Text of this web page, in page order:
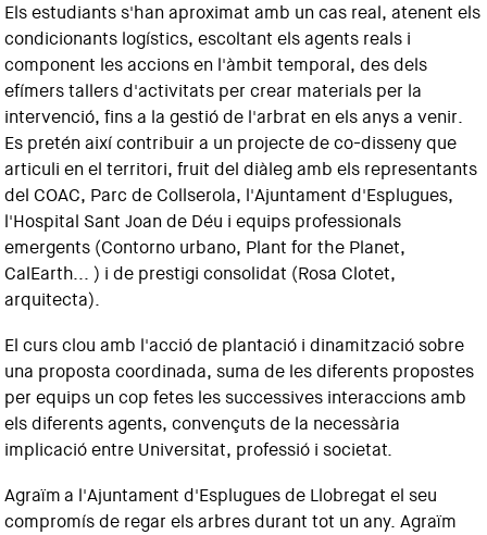
Els estudiants s'han aproximat amb un cas real, atenent els
condicionants logístics, escoltant els agents reals i
component les accions en l'àmbit temporal, des dels
efímers tallers d'activitats per crear materials per la
intervenció, fins a la gestió de l'arbrat en els anys a venir.
Es pretén així contribuir a un projecte de co-disseny que
articuli en el territori, fruit del diàleg amb els representants
del COAC, Parc de Collserola, l'Ajuntament d'Esplugues,
l'Hospital Sant Joan de Déu i equips professionals
emergents (Contorno urbano, Plant for the Planet,
CalEarth... ) i de prestigi consolidat (Rosa Clotet,
arquitecta).
El curs clou amb l'acció de plantació i dinamització sobre
una proposta coordinada, suma de les diferents propostes
per equips un cop fetes les successives interaccions amb
els diferents agents, convençuts de la necessària
implicació entre Universitat, professió i societat.
Agraïm a l'Ajuntament d'Esplugues de Llobregat el seu
compromís de regar els arbres durant tot un any. Agraïm